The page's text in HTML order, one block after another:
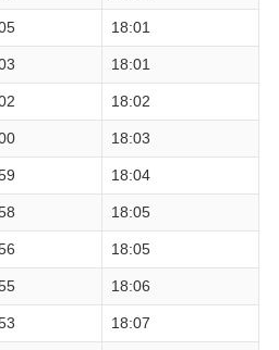
18:01
18:01
18:02
18:03
18:04
18:05
18:05
18:06
18:07